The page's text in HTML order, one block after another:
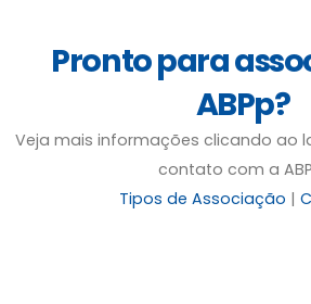
Pronto para
ABPp?
Veja mais informações clicando ao
contato com a
Tipos de Associação |